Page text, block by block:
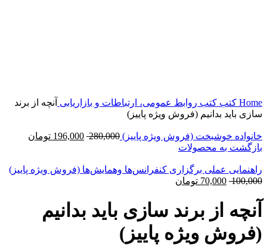
Home کتب کتب روابط عمومی، ارتباطات و بازاریابی آنچه از برند
سازی باید بدانیم (فروش ویژه پاییز)
خانواده خوشبخت (فروش ویژه پاییز) 280,000
196,000 تومان
بازگشت به محصولات
راهنمایی عملی برگزاری کنفرانس‌ها وهمایش‌ها (فروش ویژه پاییز)
100,000
70,000 تومان
آنچه از برند سازی باید بدانیم
(فروش ویژه پاییز)